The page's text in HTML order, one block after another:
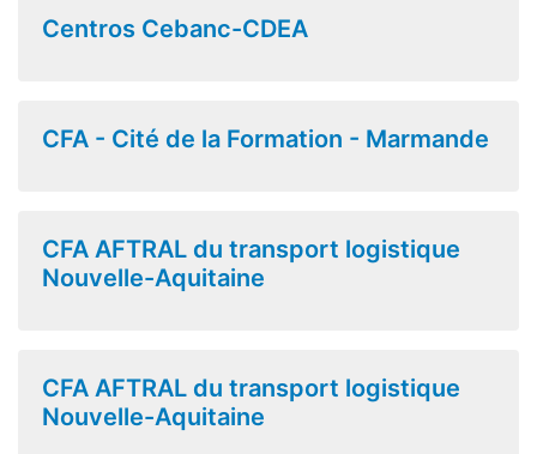
Centros Cebanc-CDEA
CFA - Cité de la Formation - Marmande
CFA AFTRAL du transport logistique
Nouvelle-Aquitaine
CFA AFTRAL du transport logistique
Nouvelle-Aquitaine